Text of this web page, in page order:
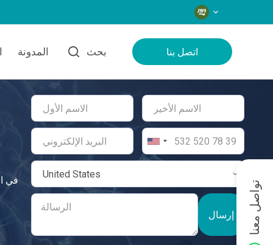
اللغات
المدونة بحث اتصل بنا
إرسال تواصل معنا